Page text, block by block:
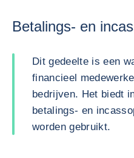
Betalings- en
Dit gedeelte is een
financieel
bedrijven. Het biedt
betalings- en
worden gebruikt.